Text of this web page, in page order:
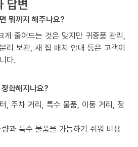
답변
뭐까지 해주나요?
게 줄어드는 것은 맞지만 귀중품 관리,
리 보관, 새 집 배치 안내 등은 고객이
다.
확해지나요?
, 주차 거리, 특수 물품, 이동 거리, 정
과 특수 물품을 가늠하기 쉬워 비용